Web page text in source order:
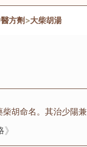
方劑 >大柴胡湯
柴胡命名。其治少陽
》